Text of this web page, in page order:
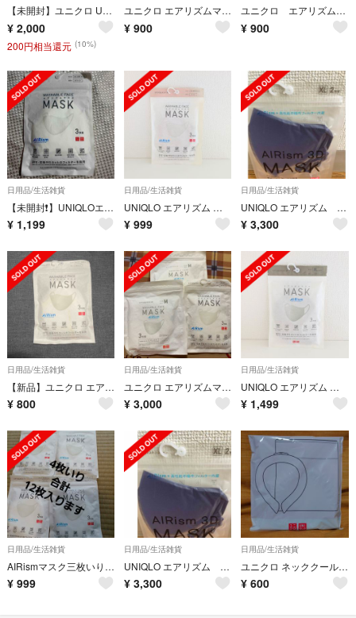
【未開封】ユニクロ UNIQLO エアリズム 3Dマスク ホワイト S 2枚組
¥ 2,000
200円相当還元 (10%)
ユニクロ エアリズムマスク 3枚組 ベージュ普通 Lサイズ 1袋ずつバラ売り値段
¥ 900
ユニクロ エアリズムマスク 3枚組 ブラック ちいさめ Mサイズ 1袋の値段です
¥ 900
日用品/生活雑貨
【未開封❗️】UNIQLOエアリズムマスク3P ちいさめMサイズ ホワイト
¥ 1,199
日用品/生活雑貨
UNIQLO エアリズム マスク Мサイズ ベージュ【新品未開封】小さめ
¥ 999
日用品/生活雑貨
UNIQLO エアリズム 3Dマスク XL
¥ 3,300
日用品/生活雑貨
【新品】ユニクロ エアリズムマスク Lサイズ ホワイト 3枚組（訳あり）
¥ 800
日用品/生活雑貨
ユニクロ エアリズムマスク ホワイト AIRism ちいさめ Mサイズ
¥ 3,000
日用品/生活雑貨
UNIQLO エアリズム マスク ３枚組 XL ブラウン【新品未開封】ユニクロ
¥ 1,499
日用品/生活雑貨
AIRismマスク三枚いりが4つですBFE花粉99％カット洗濯機で繰り返し洗える
¥ 999
日用品/生活雑貨
UNIQLO エアリズム 3Dマスク XL ネイビー
¥ 3,300
日用品/生活雑貨
ユニクロ ネッククールリング・保冷ポーチセット UNIQLO
¥ 600